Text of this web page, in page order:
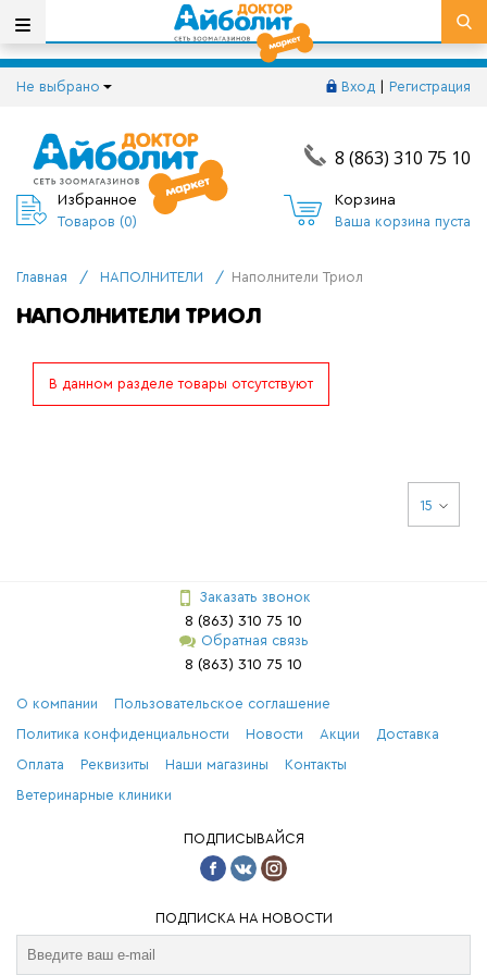
Не выбрано Вход Регистрация
8 (863) 310 75 10
Избранное
Товаров (0)
Корзина
Ваша корзина пуста
Главная / НАПОЛНИТЕЛИ / Наполнители Триол
НАПОЛНИТЕЛИ ТРИОЛ
В данном разделе товары отсутствуют
15
Заказать звонок
8 (863) 310 75 10
Обратная связь
8 (863) 310 75 10
О компании Пользовательское соглашение
Политика конфиденциальности Новости Акции Доставка
Оплата Реквизиты Наши магазины Контакты
Ветеринарные клиники
ПОДПИСЫВАЙСЯ
ПОДПИСКА НА НОВОСТИ